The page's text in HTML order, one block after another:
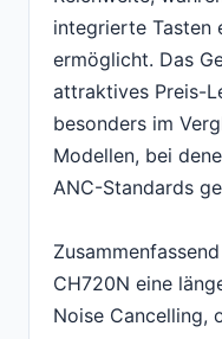
integrierte Tasten
ermöglicht. Das
attraktives Preis-
besonders im
Modellen, bei
ANC-Standards
CH720N eine
Noise Cancelling,